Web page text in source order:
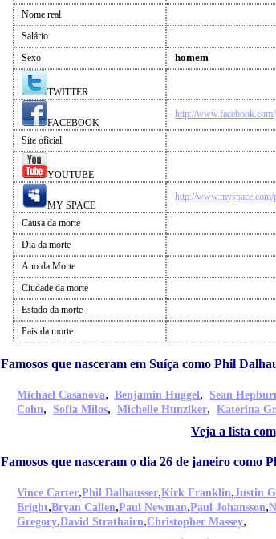
Nome real
Salário
Sexo
homem
TWITTER
FACEBOOK
http://
Site oficial
YOUTUBE
MY SPACE
http://www.myspace.com/
Causa da morte
Dia da morte
Ano da Morte
Ciudade da morte
Estado da morte
Pais da morte
Famosos que nasceram em Suíça como Phil
Michael Casanova, Benjamin Huggel, Sean
Cohn, Sofia Milos, Michelle Hunziker, Katerina
Veja a lista
Famosos que nasceram o dia 26 de janeiro como
Vince Carter,Phil Dalhausser,Kirk Franklin,Justin
Bright,Bryan Callen,Paul Newman,Paul Johansson,
Gregory,David Strathairn,Christopher Massey,